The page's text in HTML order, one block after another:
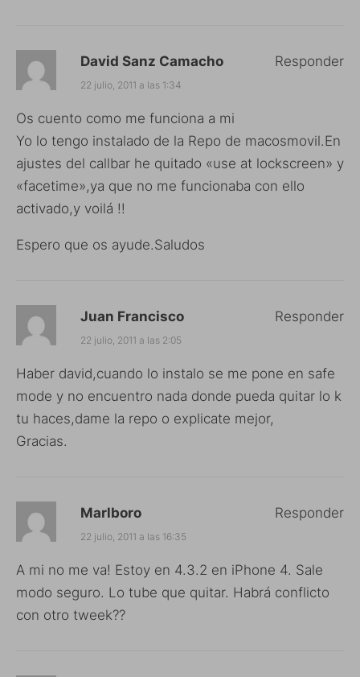
David Sanz Camacho
22 julio, 2011 a las 1:34
Os cuento como me funciona a mi
Yo lo tengo instalado de la Repo de macosmovil.En
ajustes del callbar he quitado «use at lockscreen» y
«facetime»,ya que no me funcionaba con ello
activado,y voilá !!
Espero que os ayude.Saludos
Responder
Juan Francisco
22 julio, 2011 a las 2:05
Haber david,cuando lo instalo se me pone en safe
mode y no encuentro nada donde pueda quitar lo k
tu haces,dame la repo o explicate mejor,
Gracias.
Responder
Marlboro
22 julio, 2011 a las 16:35
A mi no me va! Estoy en 4.3.2 en iPhone 4. Sale
modo seguro. Lo tube que quitar. Habrá conflicto
con otro tweek??
Responder